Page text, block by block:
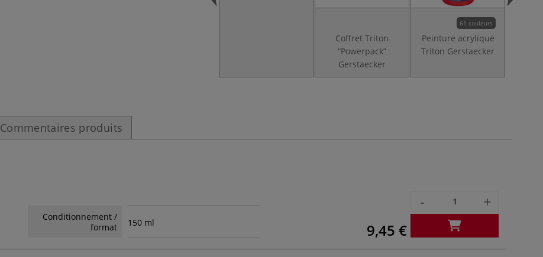
Coffret Triton
“Powerpack”
Gerstaecker
61 couleurs
Peinture acrylique
Triton Gerstaecker
Commentaires produits
Conditionnement /
format
150 ml 9,45 €
- +